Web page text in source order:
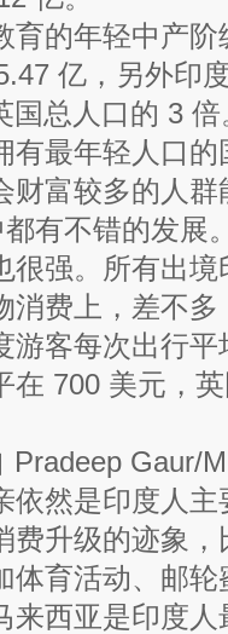
育的年轻中产
亿，另外印
国总人口的 3
有最年轻人口
财富较多的人
有不错的发展
很强。所有出
消费上，差不
游客每次出行平
在 700 美元，
Pradeep Gaur/
依然是印度人
费升级的迹象
体育活动、邮
来西亚是印度